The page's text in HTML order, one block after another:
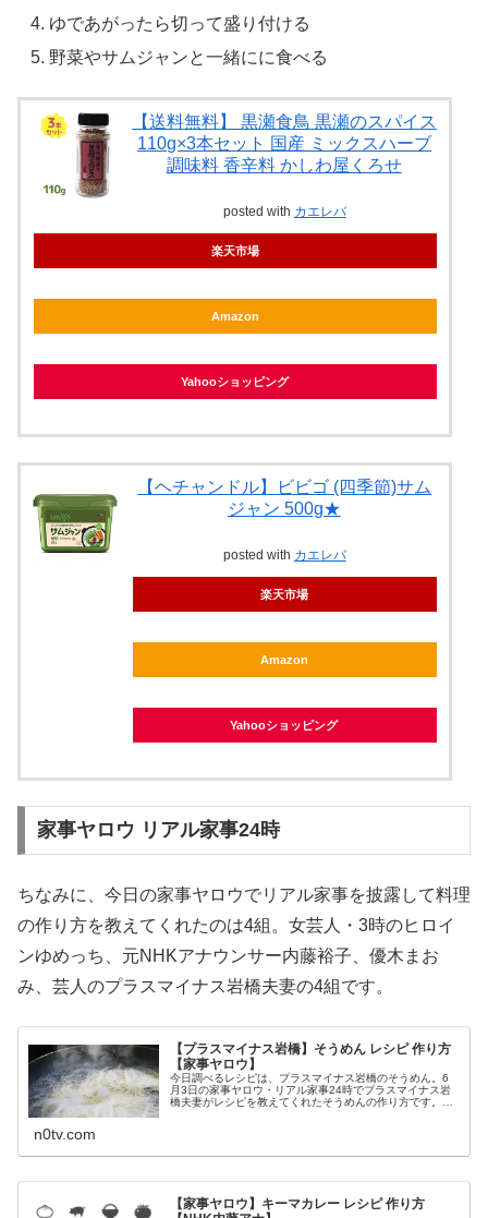
ゆであがったら切って盛り付ける
野菜やサムジャンと一緒にに食べる
【送料無料】 黒瀬食鳥 黒瀬のスパイス
110g×3本セット 国産 ミックスハーブ
調味料 香辛料 かしわ屋くろせ
posted with カエレバ
楽天市場
Amazon
Yahooショッピング
【ヘチャンドル】ビビゴ (四季節)サム
ジャン 500g★
posted with カエレバ
楽天市場
Amazon
Yahooショッピング
家事ヤロウ リアル家事24時
ちなみに、今日の家事ヤロウでリアル家事を披露して料理
の作り方を教えてくれたのは4組。女芸人・3時のヒロイ
ンゆめっち、元NHKアナウンサー内藤裕子、優木まお
み、芸人のプラスマイナス岩橋夫妻の4組です。
【プラスマイナス岩橋】そうめん レシピ 作り方
【家事ヤロウ】
今日調べるレシピは、プラスマイナス岩橋のそうめん。6
月3日の家事ヤロウ・リアル家事24時でプラスマイナス岩
橋夫妻がレシピを教えてくれたそうめんの作り方です。そ
n0tv.com
【家事ヤロウ】キーマカレー レシピ 作り方